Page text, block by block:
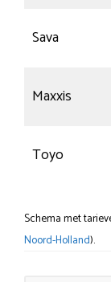
Sava
Maxxis
Toyo
Schema met
Noord-Holland).